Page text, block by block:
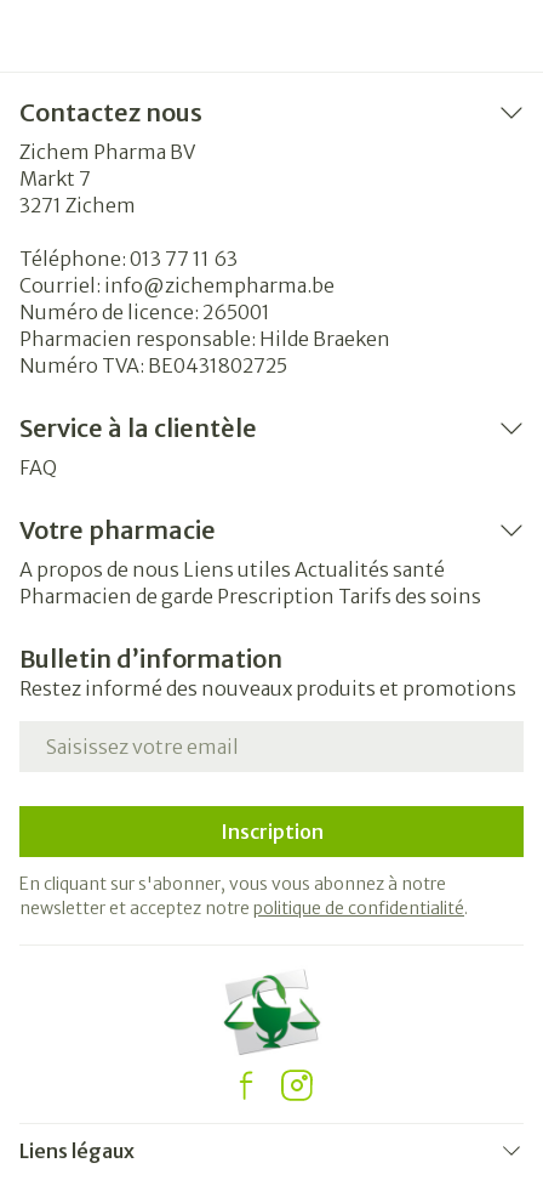
Contactez nous
Zichem Pharma BV
Markt 7
3271 Zichem
Téléphone: 013 77 11 63
Courriel: info@zichempharma.be
Numéro de licence: 265001
Pharmacien responsable: Hilde Braeken
Numéro TVA: BE0431802725
Service à la clientèle
FAQ
Votre pharmacie
A propos de nous Liens utiles Actualités santé
Pharmacien de garde Prescription Tarifs des soins
Bulletin d’information
Restez informé des nouveaux produits et promotions
Adresse mail
Inscription
En cliquant sur s'abonner, vous vous abonnez à notre
newsletter et acceptez notre politique de confidentialité.
Liens légaux